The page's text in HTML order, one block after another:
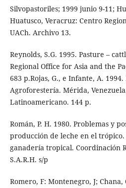
Silvopastoriles; 1999 junio 9-11;
Huatusco, Veracruz: Centro
UACh. Archivo 13.
Reynolds, S.G. 1995. Pasture –
Regional Office for Asia and the
683 p.Rojas, G., e Infante, A.
Agroforestería. Mérida,
Latinoamericano. 144 p.
Román, P. H. 1980. Problemas y
producción de leche en el trópico.
ganadería tropical. Coordinación
S.A.R.H. s/p
Romero, F: Montenegro, J; Chana,